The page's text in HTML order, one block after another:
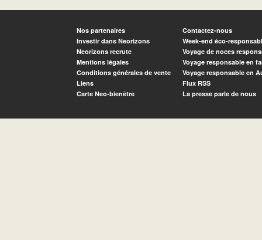
Nos partenaires
Investir dans Neorizons
Neorizons recrute
Mentions légales
Conditions générales de vente
Liens
Carte Neo-bienêtre
Contactez-nous
Week-end éco-
Voyage de noces
Voyage responsable en
Voyage responsable en
Flux RSS
La presse parle de nous